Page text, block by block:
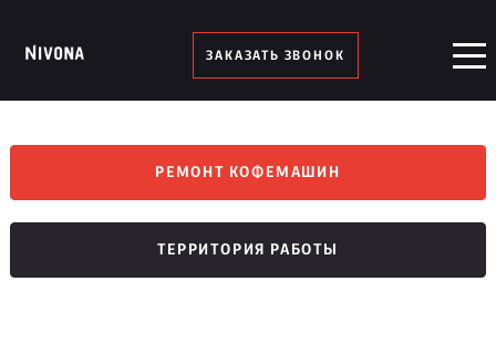
ЗАКАЗАТЬ ЗВОНОК
РЕМОНТ КОФЕМАШИН
ТЕРРИТОРИЯ РАБОТЫ